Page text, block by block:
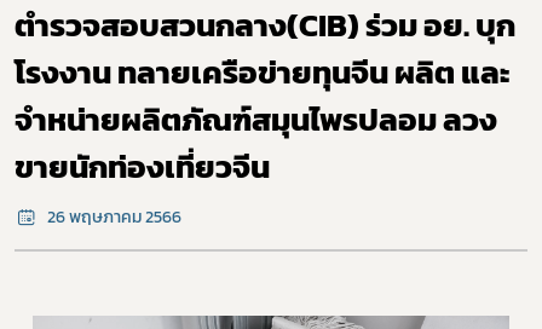
ตำรวจสอบสวนกลาง(CIB) ร่วม อย. บุก
โรงงาน ทลายเครือข่ายทุนจีน ผลิต และ
จำหน่ายผลิตภัณฑ์สมุนไพรปลอม ลวง
ขายนักท่องเที่ยวจีน
26 พฤษภาคม 2566